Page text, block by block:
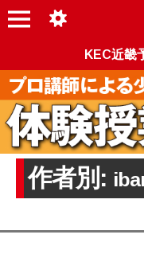
KEC近畿
作者別: